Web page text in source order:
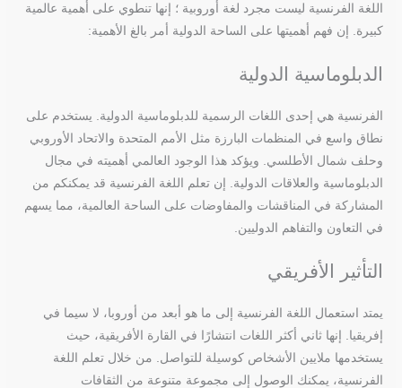
اللغة الفرنسية ليست مجرد لغة أوروبية ؛ إنها تنطوي على أهمية عالمية
كبيرة. إن فهم أهميتها على الساحة الدولية أمر بالغ الأهمية:
الدبلوماسية الدولية
الفرنسية هي إحدى اللغات الرسمية للدبلوماسية الدولية. يستخدم على
نطاق واسع في المنظمات البارزة مثل الأمم المتحدة والاتحاد الأوروبي
وحلف شمال الأطلسي. ويؤكد هذا الوجود العالمي أهميته في مجال
الدبلوماسية والعلاقات الدولية. إن تعلم اللغة الفرنسية قد يمكنكم من
المشاركة في المناقشات والمفاوضات على الساحة العالمية، مما يسهم
في التعاون والتفاهم الدوليين.
التأثير الأفريقي
يمتد استعمال اللغة الفرنسية إلى ما هو أبعد من أوروبا، لا سيما في
إفريقيا. إنها ثاني أكثر اللغات انتشارًا في القارة الأفريقية، حيث
يستخدمها ملايين الأشخاص كوسيلة للتواصل. من خلال تعلم اللغة
الفرنسية، يمكنك الوصول إلى مجموعة متنوعة من الثقافات